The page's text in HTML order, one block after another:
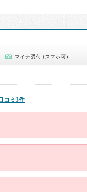
マイナ受付 (スマホ可)
コミ3件